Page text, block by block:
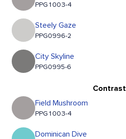
PPG1003-4
Steely Gaze
PPG0996-2
City Skyline
PPG0995-6
Contrast
Field Mushroom
PPG1003-4
Dominican Dive